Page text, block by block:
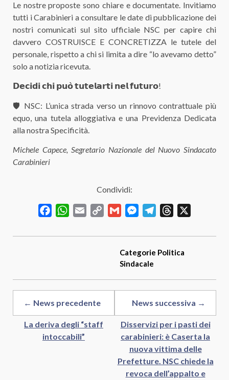
Le nostre proposte sono chiare e documentate. Invitiamo
tutti i Carabinieri a consultare le date di pubblicazione dei
nostri comunicati sul sito ufficiale NSC per capire chi
davvero COSTRUISCE E CONCRETIZZA le tutele del
personale, rispetto a chi si limita a dire “lo avevamo detto”
solo a notizia ricevuta.
𝗗𝗲𝗰𝗶𝗱𝗶 𝗰𝗵𝗶 𝗽𝘂𝗼̀ 𝘁𝘂𝘁𝗲𝗹𝗮𝗿𝘁𝗶 𝗻𝗲𝗹 𝗳𝘂𝘁𝘂𝗿𝗼!
🛡 NSC: L’unica strada verso un rinnovo contrattuale più
equo, una tutela alloggiativa e una Previdenza Dedicata
alla nostra Specificità.
Michele Capece, Segretario Nazionale del Nuovo Sindacato
Carabinieri
Condividi:
FacebookWhatsApp
Email
Copy
Gmail MessengerTelegramThreads
Categorie Politica
Sindacale
← News precedente
La deriva degli “staff
intoccabili”
News successiva →
Disservizi per i pasti dei
carabinieri: è Caserta la
nuova vittima delle
Prefetture. NSC chiede la
revoca dell’appalto e